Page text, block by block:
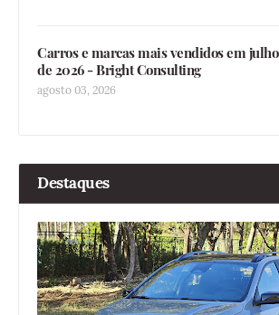
Carros e marcas mais vendidos em julho
de 2026 - Bright Consulting
agosto 03, 2026
Destaques